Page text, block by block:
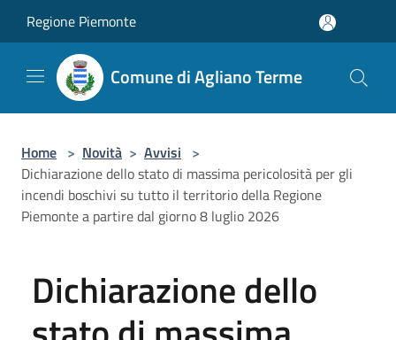
Regione Piemonte
Comune di Agliano Terme
Home > Novità > Avvisi >
Dichiarazione dello stato di massima pericolosità per gli
incendi boschivi su tutto il territorio della Regione
Piemonte a partire dal giorno 8 luglio 2026
Dichiarazione dello